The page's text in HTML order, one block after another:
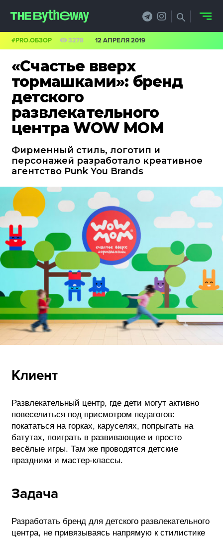
«Счастье вверх
тормашками»: бренд
детского
развлекательного
центра WOW MOM
Фирменный стиль, логотип и
персонажей разработало креативное
агентство Punk You Brands
#PRO.ОБЗОР 3278 12 АПРЕЛЯ 2019
Клиент
Развлекательный центр, где дети могут активно
повеселиться под присмотром педагогов:
покататься на горках, каруселях, попрыгать на
батутах, поиграть в развивающие и просто
весёлые игры. Там же проводятся детские
праздники и мастер-классы.
Задача
Разработать бренд для детского развлекательного
центра, не привязываясь напрямую к стилистике
PRO.ОБЗОР
ФИЛОСОФИЯ
БИЗНЕС И
ТЕХНОЛОГИИ
ФЕСТИВАЛИ
ФОТОГРАФИЯ
ТИПОГРАФИКА
ИСТОРИИ БРЕНДОВ
О ПРОЕКТЕ
РЕКЛАМА